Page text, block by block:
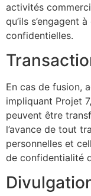
activités
qu’ils s’engagent
confidentielles.
En cas de fusion,
impliquant Projet
peuvent être
l’avance de tout
personnelles et
de confidentialité